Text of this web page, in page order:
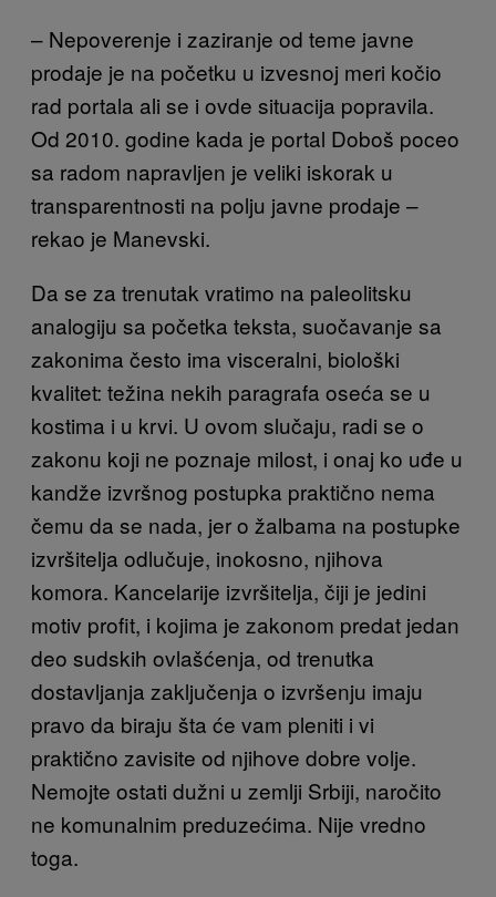
– Nepoverenje i zaziranje od teme javne
prodaje je na početku u izvesnoj meri kočio
rad portala ali se i ovde situacija popravila.
Od 2010. godine kada je portal Doboš poceo
sa radom napravljen je veliki iskorak u
transparentnosti na polju javne prodaje –
rekao je Manevski.
Da se za trenutak vratimo na paleolitsku
analogiju sa početka teksta, suočavanje sa
zakonima često ima visceralni, biološki
kvalitet: težina nekih paragrafa oseća se u
kostima i u krvi. U ovom slučaju, radi se o
zakonu koji ne poznaje milost, i onaj ko uđe u
kandže izvršnog postupka praktično nema
čemu da se nada, jer o žalbama na postupke
izvršitelja odlučuje, inokosno, njihova
komora. Kancelarije izvršitelja, čiji je jedini
motiv profit, i kojima je zakonom predat jedan
deo sudskih ovlašćenja, od trenutka
dostavljanja zaključenja o izvršenju imaju
pravo da biraju šta će vam pleniti i vi
praktično zavisite od njihove dobre volje.
Nemojte ostati dužni u zemlji Srbiji, naročito
ne komunalnim preduzećima. Nije vredno
toga.